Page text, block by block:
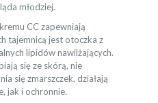
młodziej.
CC zapewniają
tajemnicą jest otoczka z
lipidów nawilżających.
się ze skórą, nie
się zmarszczek, działają
jak i ochronnie.